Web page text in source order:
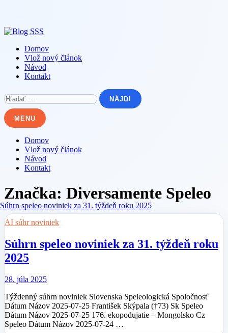
content
Domov
Vlož nový článok
Návod
Kontakt
Hľadať:
MENU
Domov
Vlož nový článok
Návod
Kontakt
Značka: Diversamente Speleo
AI súhr noviniek
Súhrn speleo noviniek za 31. týždeň roku
2025
28. júla 2025
Týždenný súhrn noviniek Slovenska Speleologická Spoločnosť
Dátum Názov 2025-07-25 František Skýpala (†73) Sk Speleo
Dátum Názov 2025-07-25 176. ekopodujatie – Mongolsko Cz
Speleo Dátum Názov 2025-07-24 …